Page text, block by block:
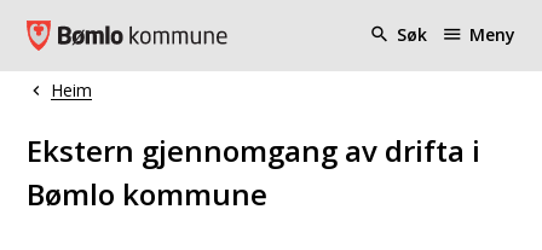
Bømlo kommune Søk Meny
Du er her:
Heim
Ekstern gjennomgang av drifta i
Bømlo kommune